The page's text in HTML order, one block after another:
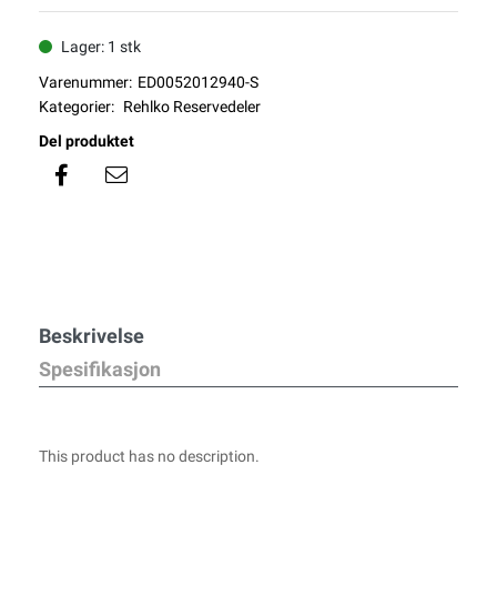
Lager: 1 stk
Varenummer: ED0052012940-S
Kategorier: Rehlko Reservedeler
Del produktet
Beskrivelse
Spesifikasjon
This product has no description.